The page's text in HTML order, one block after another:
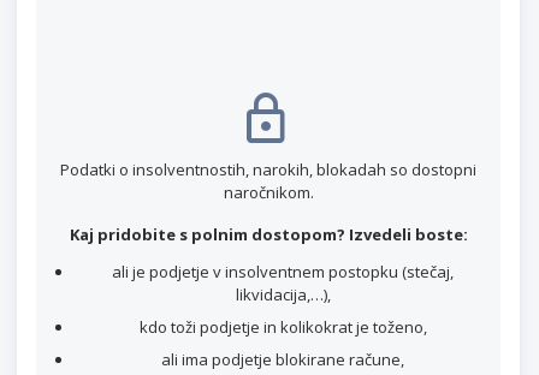
Podatki o insolventnostih, narokih, blokadah so dostopni
naročnikom.
Kaj pridobite s polnim dostopom? Izvedeli boste:
ali je podjetje v insolventnem postopku (stečaj,
likvidacija,…),
kdo toži podjetje in kolikokrat je toženo,
ali ima podjetje blokirane račune,